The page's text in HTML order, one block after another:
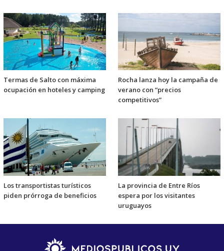
Termas de Salto con máxima
ocupación en hoteles y camping
Rocha lanza hoy la campaña de
verano con “precios
competitivos”
Los transportistas turísticos
piden prórroga de beneficios
La provincia de Entre Ríos
espera por los visitantes
uruguayos